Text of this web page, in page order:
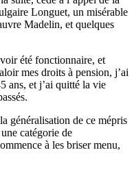
Longuet, un misérable
Madelin, et quelques
été fonctionnaire, et
mes droits à pension, j’ai
ans, et j’ai quitté la vie
généralisation de ce mépris
catégorie de
à les briser menu,